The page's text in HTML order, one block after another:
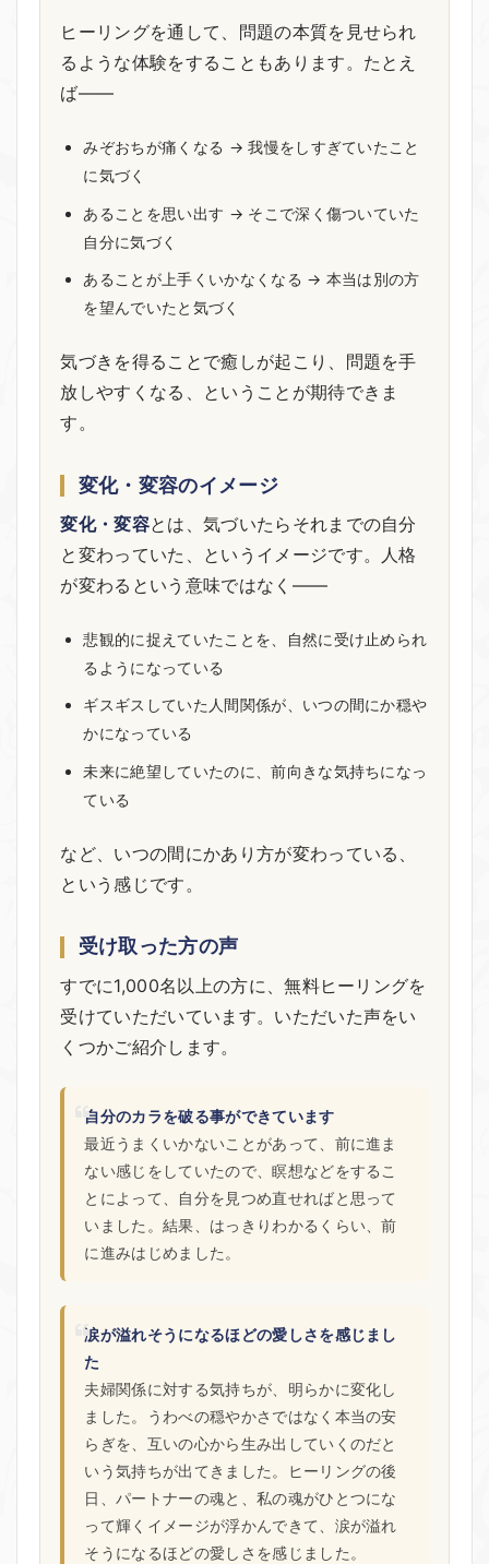
ヒーリングを通して、問題の本質を見せられ
るような体験をすることもあります。たとえ
ば——
みぞおちが痛くなる → 我慢をしすぎていたこと
に気づく
あることを思い出す → そこで深く傷ついていた
自分に気づく
あることが上手くいかなくなる → 本当は別の方
を望んでいたと気づく
気づきを得ることで癒しが起こり、問題を手
放しやすくなる、ということが期待できま
す。
変化・変容のイメージ
変化・変容とは、気づいたらそれまでの自分
と変わっていた、というイメージです。人格
が変わるという意味ではなく——
悲観的に捉えていたことを、自然に受け止められ
るようになっている
ギスギスしていた人間関係が、いつの間にか穏や
かになっている
未来に絶望していたのに、前向きな気持ちになっ
ている
など、いつの間にかあり方が変わっている、
という感じです。
受け取った方の声
すでに1,000名以上の方に、無料ヒーリングを
受けていただいています。いただいた声をい
くつかご紹介します。
自分のカラを破る事ができています
最近うまくいかないことがあって、前に進ま
ない感じをしていたので、瞑想などをするこ
とによって、自分を見つめ直せればと思って
いました。結果、はっきりわかるくらい、前
に進みはじめました。
涙が溢れそうになるほどの愛しさを感じまし
た
夫婦関係に対する気持ちが、明らかに変化し
ました。うわべの穏やかさではなく本当の安
らぎを、互いの心から生み出していくのだと
いう気持ちが出てきました。ヒーリングの後
日、パートナーの魂と、私の魂がひとつにな
って輝くイメージが浮かんできて、涙が溢れ
そうになるほどの愛しさを感じました。